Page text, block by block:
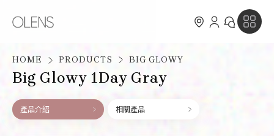
HOME PRODUCTS BIG GLOWY
Big Glowy 1Day Gray
產品介紹 相關產品